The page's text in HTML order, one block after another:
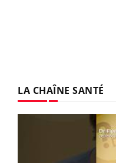
LA CHAÎNE SANTÉ